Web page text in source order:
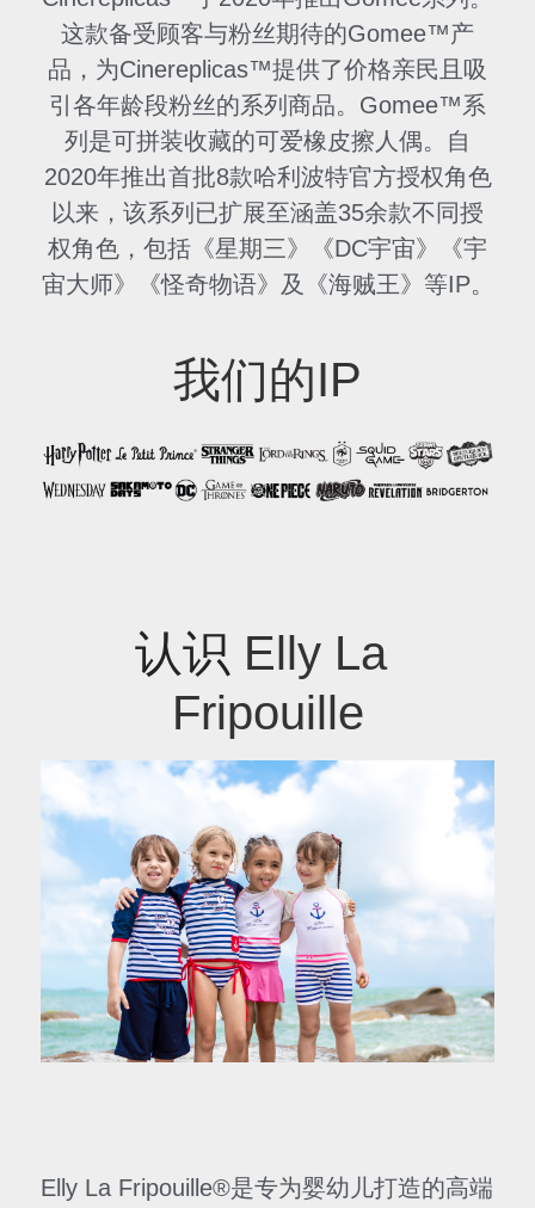
这款备受顾客与粉丝期待的Gomee™产
品，为Cinereplicas™提供了价格亲民且吸
引各年龄段粉丝的系列商品。Gomee™系
列是可拼装收藏的可爱橡皮擦人偶。自
2020年推出首批8款哈利波特官方授权角色
以来，该系列已扩展至涵盖35余款不同授
权角色，包括《星期三》《DC宇宙》《宇
宙大师》《怪奇物语》及《海贼王》等IP。
我们的IP
认识 Elly La
Fripouille
Elly La Fripouille®是专为婴幼儿打造的高端